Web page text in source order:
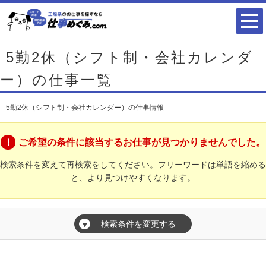
5勤2休（シフト制・会社カレンダ
ー）の仕事一覧
5勤2休（シフト制・会社カレンダー）の仕事情報
ご希望の条件に該当するお仕事が見つかりませんでした。
検索条件を変えて再検索をしてください。フリーワードは単語を縮める
と、より見つけやすくなります。
▼ 検索条件を変更する